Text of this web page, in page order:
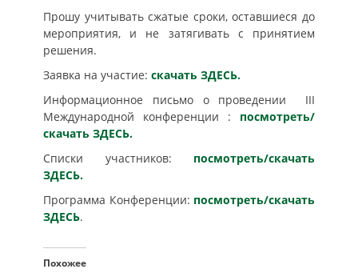
Прошу учитывать сжатые сроки, оставшиеся до
мероприятия, и не затягивать с принятием
решения.
Заявка на участие: скачать ЗДЕСЬ.
Информационное письмо о проведении III
Международной конференции : посмотреть/
скачать ЗДЕСЬ.
Списки участников: посмотреть/скачать
ЗДЕСЬ.
Программа Конференции: посмотреть/скачать
ЗДЕСЬ.
Похожее